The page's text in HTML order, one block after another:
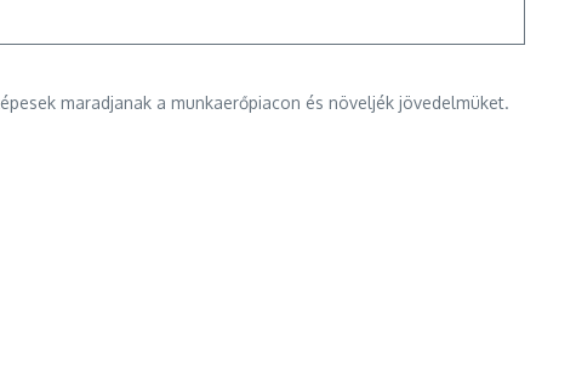
maradjanak a munkaerőpiacon és növeljék jövedelmüket.